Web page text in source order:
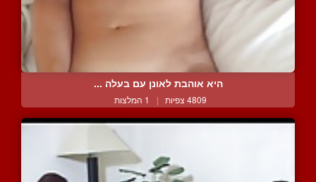
היא אוהבת לאונן עם בעלה ...
4809 צפיות | 1 המלצות